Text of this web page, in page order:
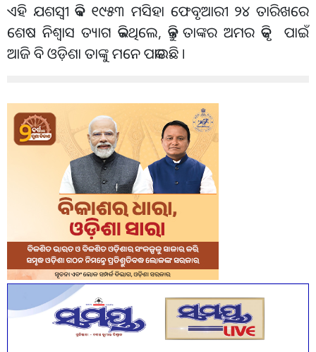
ଏହି ଯଶସ୍ୱୀ କବି ୧୯୫୩ ମସିହା ଫେବୃଆରୀ ୨୪ ତାରିଖରେ
ଶେଷ ନିଶ୍ୱାସ ତ୍ୟାଗ କରିଥିଲେ, କିନ୍ତୁ ତାଙ୍କର ଅମର କୃତି ପାଇଁ
ଆଜି ବି ଓଡ଼ିଶା ତାଙ୍କୁ ମନେ ପକାଉଛି ।